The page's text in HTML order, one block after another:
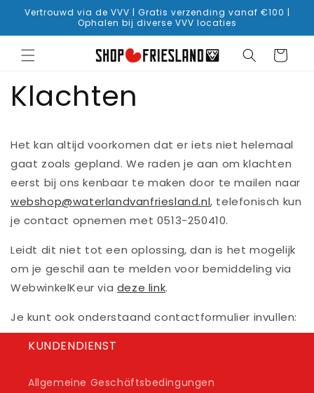
zum
Vertrouwd via de VVV | Gratis verzending vanaf €100 |
Ophalen bij diverse VVV locaties
Warenkorb
Klachten
Het kan altijd voorkomen dat er iets niet helemaal
gaat zoals gepland. We raden je aan om klachten
eerst bij ons kenbaar te maken door te mailen naar
webshop@waterlandvanfriesland.nl, telefonisch kun
je contact opnemen met 0513-250410.
Leidt dit niet tot een oplossing, dan is het mogelijk
om je geschil aan te melden voor bemiddeling via
WebwinkelKeur via deze link.
Je kunt ook onderstaand contactformulier invullen:
KUNDENDIENST
Allgemeine Geschäftsbedingungen